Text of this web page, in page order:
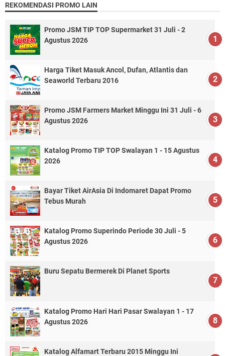
REKOMENDASI PROMO LAIN
Promo JSM TIP TOP Supermarket 31 Juli - 2
Agustus 2026
Harga Tiket Masuk Ancol, Dufan, Atlantis dan
Seaworld Terbaru 2016
Promo JSM Farmers Market Minggu Ini 31 Juli - 6
Agustus 2026
Katalog Promo TIP TOP Swalayan 1 - 15 Agustus
2026
Bayar Tiket AirAsia Di Indomaret Dapat Promo
Tebus Murah
Katalog Promo Superindo Periode 30 Juli - 5
Agustus 2026
Buru Sepatu Bermerek Di Planet Sports
Katalog Promo Hari Hari Pasar Swalayan 1 - 17
Agustus 2026
Katalog Alfamart Terbaru 2015 Minggu Ini